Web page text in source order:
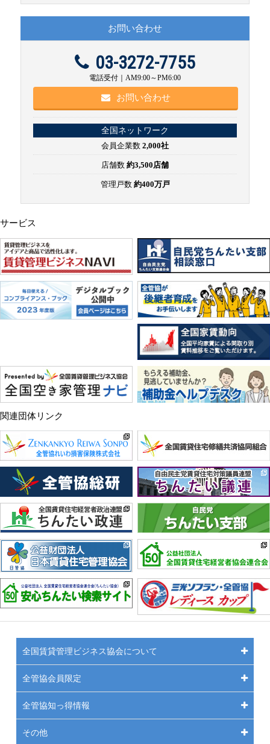
お問い合わせ
03-3272-7755
電話受付｜AM9:00～PM6:00
お問い合わせ
全国ネットワーク
会員企業数 2,000社
店舗数 約3,500店舗
管理戸数 約400万戸
サービス
関連団体リンク
全国賃貸管理ビジネス協会について
全管協会員限定
全管協知っ得情報
その他